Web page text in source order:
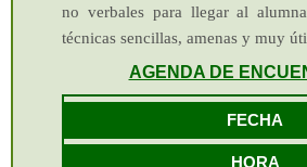
no verbales para llegar al
técnicas sencillas, amenas y muy
AGENDA DE
FECHA
HORA
del participante.
comercial
encargada de